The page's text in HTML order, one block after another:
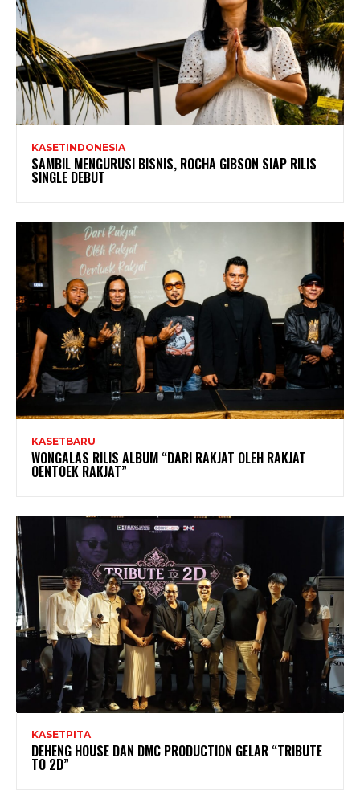
KASETINDONESIA
SAMBIL MENGURUSI BISNIS, ROCHA GIBSON SIAP RILIS
SINGLE DEBUT
KASETBARU
WONGALAS RILIS ALBUM “DARI RAKJAT OLEH RAKJAT
OENTOEK RAKJAT”
KASETPITA
DEHENG HOUSE DAN DMC PRODUCTION GELAR “TRIBUTE
TO 2D”